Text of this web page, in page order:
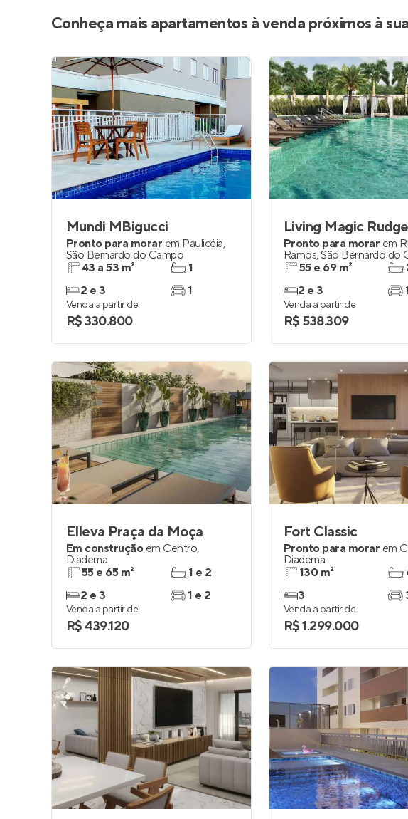
Conheça mais apartamentos à venda próximos à
Mundi MBigucci
Pronto para morar em Paulicéia,
São Bernardo do Campo
43 a 53 m²
2 e 3
1
1
Venda a partir de
R$ 330.800
Pronto para morar em
Ramos,São Bernardo do
55 e 69 m²
2 e 3
Venda a partir de
R$ 538.309
Elleva Praça da Moça
Em construção em Centro,
Diadema
55 e 65 m²
2 e 3
1 e 2
1 e 2
Venda a partir de
R$ 439.120
Fort Classic
Pronto para morar em
Diadema
130 m²
3
Venda a partir de
R$ 1.299.000